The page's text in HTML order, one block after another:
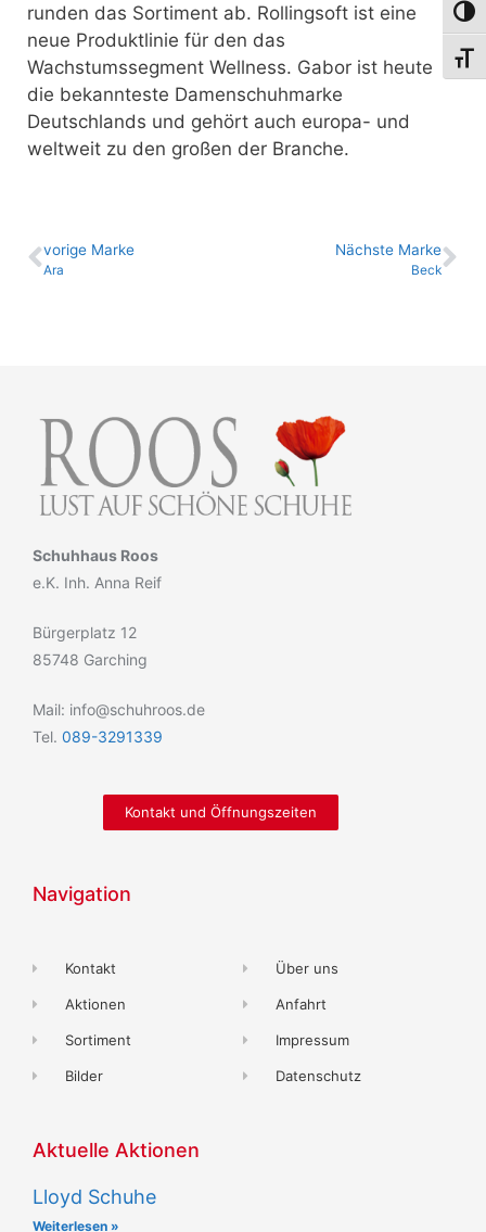
runden das Sortiment ab. Rollingsoft ist eine
neue Produktlinie für den das
Wachstumssegment Wellness. Gabor ist heute
die bekannteste Damenschuhmarke
Deutschlands und gehört auch europa- und
weltweit zu den großen der Branche.
vo­ri­ge Marke
Ara
Nächste Marke
Beck
Schuhhaus Roos
e.K. Inh. Anna Reif
Bürgerplatz 12
85748 Garching
Mail: info@schuhroos.de
Tel. 089-3291339
Kontakt und Öffnungszeiten
Navigation
Kontakt
Aktionen
Sortiment
Bilder
Über uns
Anfahrt
Impressum
Datenschutz
Aktuelle Aktionen
Lloyd Schuhe
Weiterlesen »